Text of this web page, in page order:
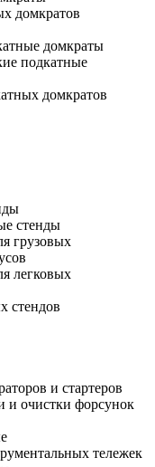
домкратов
домкраты
подкатные
домкратов
стенды
грузовых
легковых
стендов
и стартеров
и очистки форсунок
тележек